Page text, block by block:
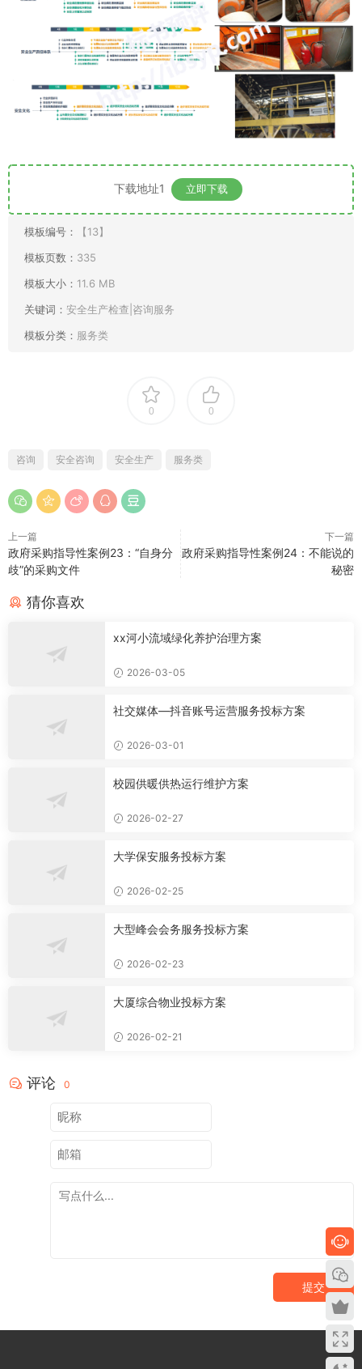
下载地址1 立即下载
模板编号：
【13】
模板页数： 335
模板大小： 11.6 MB
关键词： 安全生产检查|咨询服务
模板分类： 服务类
0 0
咨询 安全咨询 安全生产 服务类
上一篇
政府采购指导性案例23：“自身分
歧”的采购文件
下一篇
政府采购指导性案例24：不能说的
秘密
猜你喜欢
xx河小流域绿化养护治理方案
2026-03-05
社交媒体—抖音账号运营服务投标方案
2026-03-01
校园供暖供热运行维护方案
2026-02-27
大学保安服务投标方案
2026-02-25
大型峰会会务服务投标方案
2026-02-23
大厦综合物业投标方案
2026-02-21
评论 0
提交